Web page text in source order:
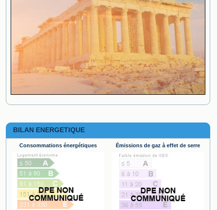
BILAN ENERGETIQUE
Consommations énergétiques Émissions de gaz à effet de serre